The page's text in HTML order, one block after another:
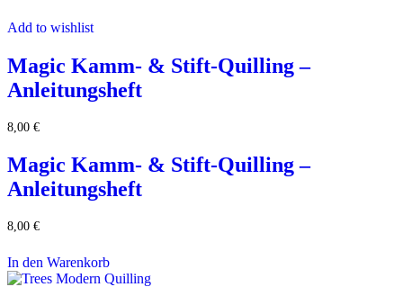
Add to wishlist
Magic Kamm- & Stift-Quilling –
Anleitungsheft
8,00 €
Magic Kamm- & Stift-Quilling –
Anleitungsheft
8,00 €
In den Warenkorb